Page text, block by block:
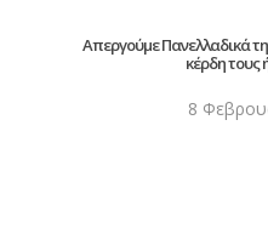
Απεργούμε Πανελλαδικά
κέρδη τους
8